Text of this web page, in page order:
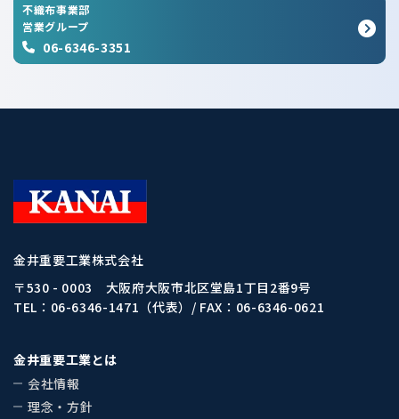
不織布事業部
営業グループ
06-6346-3351
金井重要工業株式会社
〒530 - 0003 大阪府大阪市北区堂島1丁目2番9号
TEL： 06-6346-1471 （代表）/ FAX：06-6346-0621
金井重要工業とは
会社情報
理念・方針